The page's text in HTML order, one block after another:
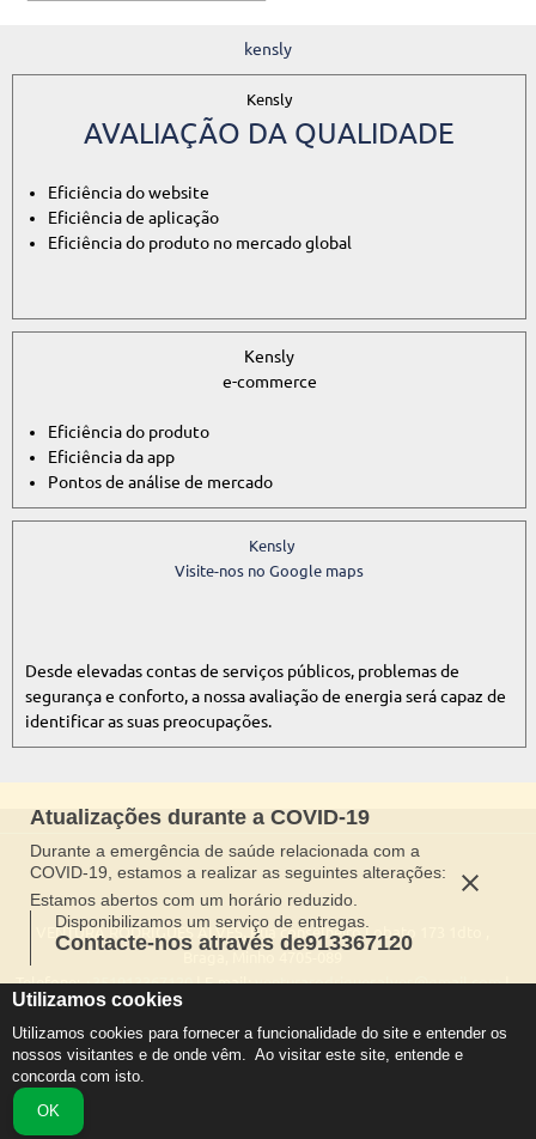
kensly
Kensly
AVALIAÇÃO DA QUALIDADE
Eficiência do website
Eficiência de aplicação
Eficiência do produto no mercado global
Kensly
e-commerce
Eficiência do produto
Eficiência da app
Pontos de análise de mercado
Kensly
Visite-nos no Google maps
Desde elevadas contas de serviços públicos, problemas de
segurança e conforto, a nossa avaliação de energia será capaz de
identificar as suas preocupações.
VENTURA RODRIGUES ALVES,Rua conselheiro Lobato 173 1dto ,
Telefone:+351913367120| E-mail:venturarodriguesalves@gmail.com|
Horário de funcionamento: Seg-Sáb 09:00 AM para 6:00 PM
Utilizamos cookies
Utilizamos cookies para fornecer a funcionalidade do site e entender os
nossos visitantes e de onde vêm.  Ao visitar este site, entende e
concorda com isto.
OK
Atualizações durante a COVID-19
Durante a emergência de saúde relacionada com a
COVID-19, estamos a realizar as seguintes alterações:
Estamos abertos com um horário reduzido.
Disponibilizamos um serviço de entregas.
Contacte-nos através de913367120